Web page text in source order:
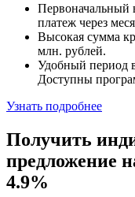
Первоначальный
платеж через
Высокая сумма
млн. рублей.
Удобный период
Доступны
Узнать подробнее
Получить
предложение
4.9%